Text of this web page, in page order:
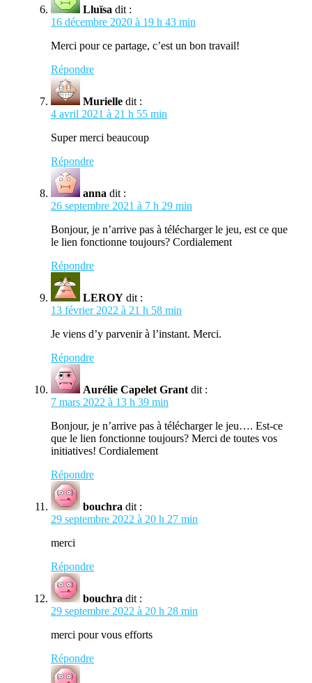
Lluïsa dit :
16 décembre 2020 à 19 h 43 min
Merci pour ce partage, c’est un bon travail!
Répondre
Murielle dit :
4 avril 2021 à 21 h 55 min
Super merci beaucoup
Répondre
anna dit :
26 septembre 2021 à 7 h 29 min
Bonjour, je n’arrive pas à télécharger le jeu, est ce que
le lien fonctionne toujours? Cordialement
Répondre
LEROY dit :
13 février 2022 à 21 h 58 min
Je viens d’y parvenir à l’instant. Merci.
Répondre
Aurélie Capelet Grant dit :
7 mars 2022 à 13 h 39 min
Bonjour, je n’arrive pas à télécharger le jeu…. Est-ce
que le lien fonctionne toujours? Merci de toutes vos
initiatives! Cordialement
Répondre
bouchra dit :
29 septembre 2022 à 20 h 27 min
merci
Répondre
bouchra dit :
29 septembre 2022 à 20 h 28 min
merci pour vous efforts
Répondre